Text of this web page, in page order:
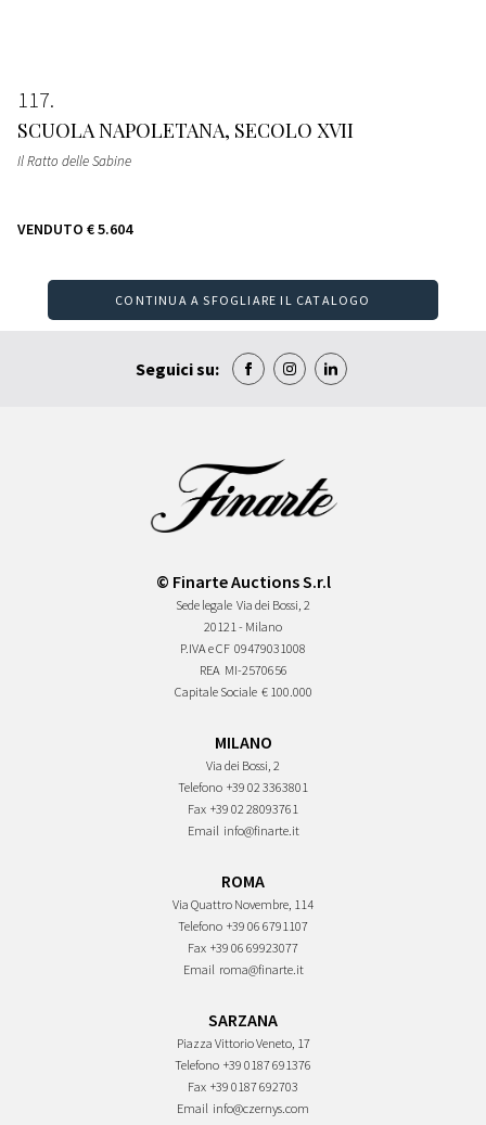
117
SCUOLA NAPOLETANA, SECOLO XVII
Il Ratto delle Sabine
VENDUTO € 5.604
CONTINUA A SFOGLIARE IL CATALOGO
Seguici su:
© Finarte Auctions S.r.l
Sede legale Via dei Bossi, 2
20121 - Milano
P.IVA e CF 09479031008
REA MI-2570656
Capitale Sociale € 100.000
MILANO
Via dei Bossi, 2
Telefono +39 02 3363801
Fax +39 02 28093761
Email info@finarte.it
ROMA
Via Quattro Novembre, 114
Telefono +39 06 6791107
Fax +39 06 69923077
Email roma@finarte.it
SARZANA
Piazza Vittorio Veneto, 17
Telefono +39 0187 691376
Fax +39 0187 692703
Email info@czernys.com